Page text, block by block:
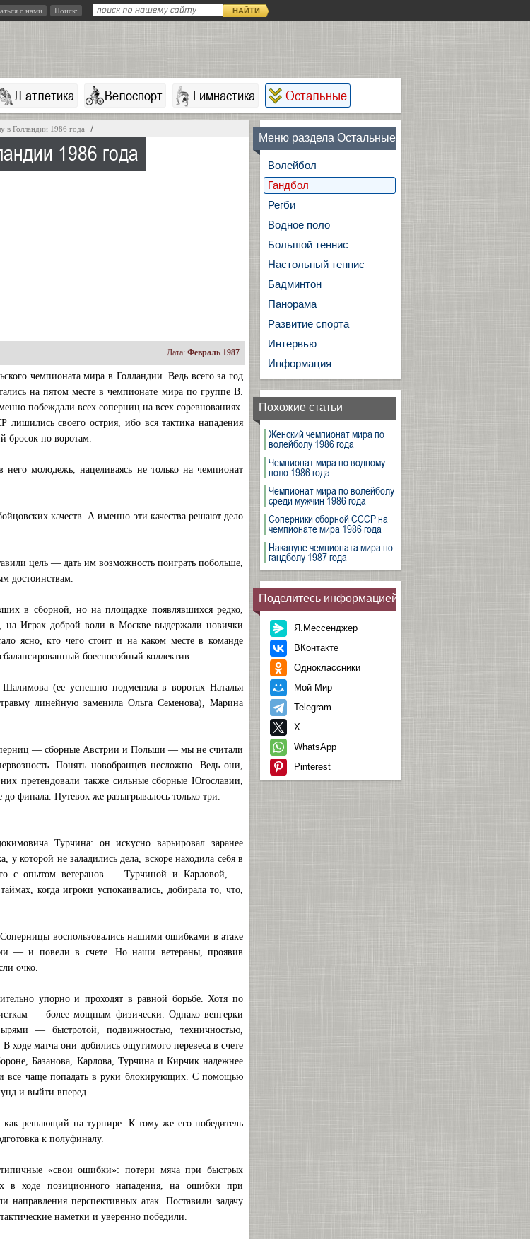
с нами Поиск: НАЙТИ
Л.атлетика Велоспорт Гимнастика Остальные
в Голландии 1986 года
1986 года
Дата: Февраль 1987
чемпионата мира в Голландии. Ведь всего за год
на пятом месте в чемпионате мира по группе В.
побеждали всех соперниц на всех соревнованиях.
своего острия, ибо вся тактика нападения
бросок по воротам.
него молодежь, нацеливаясь не только на чемпионат
качеств. А именно эти качества решают дело
цель — дать им возможность поиграть побольше,
достоинствам.
в сборной, но на площадке появлявшихся редко,
Играх доброй воли в Москве выдержали новички
ясно, кто чего стоит и на каком месте в команде
боеспособный коллектив.
(ее успешно подменяла в воротах Наталья
линейную заменила Ольга Семенова), Марина
— сборные Австрии и Польши — мы не считали
Понять новобранцев несложно. Ведь они,
претендовали также сильные сборные Югославии,
финала. Путевок же разыгрывалось только три.
Турчина: он искусно варьировал заранее
у которой не заладились дела, вскоре находила себя в
с опытом ветеранов — Турчиной и Карловой, —
когда игроки успокаивались, добирала то, что,
воспользовались нашими ошибками в атаке
— и повели в счете. Но наши ветераны, проявив
очко.
упорно и проходят в равной борьбе. Хотя по
— более мощным физически. Однако венгерки
— быстротой, подвижностью, техничностью,
ходе матча они добились ощутимого перевеса в счете
Базанова, Карлова, Турчина и Кирчик надежнее
все чаще попадать в руки блокирующих. С помощью
и выйти вперед.
как решающий на турнире. К тому же его победитель
к полуфиналу.
«свои ошибки»: потери мяча при быстрых
в ходе позиционного нападения, на ошибки при
направления перспективных атак. Поставили задачу
наметки и уверенно победили.
Меню раздела Остальные
Волейбол
Гандбол
Регби
Водное поло
Большой теннис
Настольный теннис
Бадминтон
Панорама
Развитие спорта
Интервью
Информация
Похожие статьи
Женский чемпионат мира по
волейболу 1986 года
Чемпионат мира по водному
поло 1986 года
Чемпионат мира по волейболу
среди мужчин 1986 года
Соперники сборной СССР на
чемпионате мира 1986 года
Накануне чемпионата мира по
гандболу 1987 года
Поделитесь информацией
Я.Мессенджер
ВКонтакте
Одноклассники
Мой Мир
Telegram
X
WhatsApp
Pinterest